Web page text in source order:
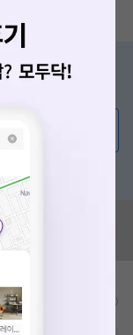
나요?
보러가기
비급여/급여 진료란?